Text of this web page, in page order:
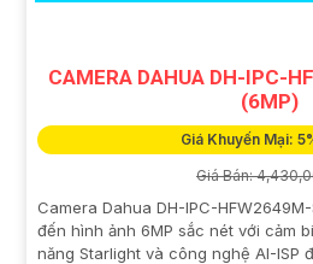
CAMERA DAHUA DH-IPC-
(6MP)
Giá Khuyến Mại:
Giá Bán:
Camera Dahua DH-IPC-
đến hình ảnh 6MP sắc nét với cảm
năng Starlight và công nghệ AI-ISP